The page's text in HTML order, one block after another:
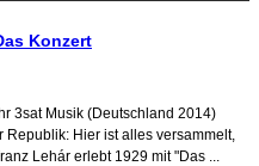
Konzert
3sat Musik (Deutschland 2014)
Hier ist alles versammelt,
Lehár erlebt 1929 mit "Das ...